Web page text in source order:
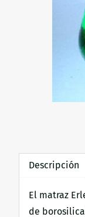
Descripción
El matraz
de